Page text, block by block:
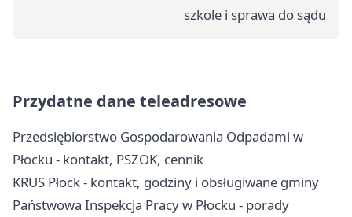
szkole i sprawa do sądu
Przydatne dane teleadresowe
Przedsiębiorstwo Gospodarowania Odpadami w
Płocku - kontakt, PSZOK, cennik
KRUS Płock - kontakt, godziny i obsługiwane gminy
Państwowa Inspekcja Pracy w Płocku - porady